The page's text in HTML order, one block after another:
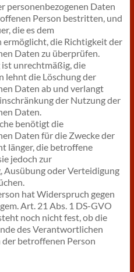
personenbezogenen Daten
Person bestritten, und
die es dem
die Richtigkeit der
Daten zu überprüfen.
unrechtmäßig, die
lehnt die Löschung der
Daten ab und verlangt
der Nutzung der
Daten.
benötigt die
Daten für die Zwecke der
länger, die betroffene
jedoch zur
Ausübung oder Verteidigung
hat Widerspruch gegen
Art. 21 Abs. 1 DS-GVO
noch nicht fest, ob die
des Verantwortlichen
der betroffenen Person